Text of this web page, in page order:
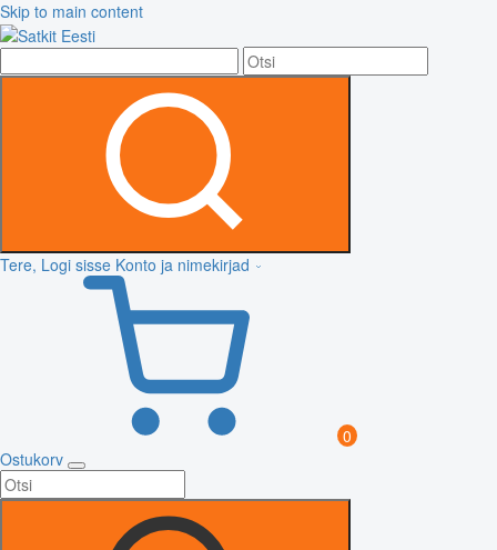
Skip to main content
Tere, Logi sisse Konto ja nimekirjad
0
Ostukorv